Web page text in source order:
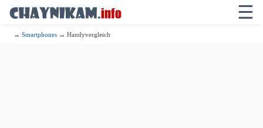
☰
→Smartphones → Handyvergleich